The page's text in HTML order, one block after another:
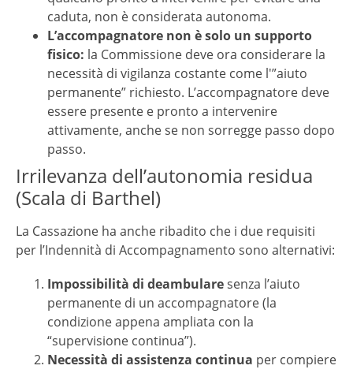
caduta, non è considerata autonoma.
L’accompagnatore non è solo un supporto
fisico: la Commissione deve ora considerare la
necessità di vigilanza costante come l'”aiuto
permanente” richiesto. L’accompagnatore deve
essere presente e pronto a intervenire
attivamente, anche se non sorregge passo dopo
passo.
Irrilevanza dell’autonomia residua
(Scala di Barthel)
La Cassazione ha anche ribadito che i due requisiti
per l’Indennità di Accompagnamento sono alternativi:
Impossibilità di deambularesenza l’aiuto
permanente di un accompagnatore (la
condizione appena ampliata con la
“supervisione continua”).
Necessità di assistenza continua per compiere